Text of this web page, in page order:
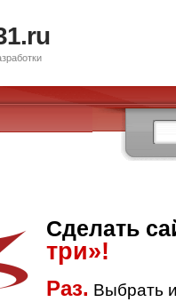
Сделать
три»!
Раз. Выбрать и